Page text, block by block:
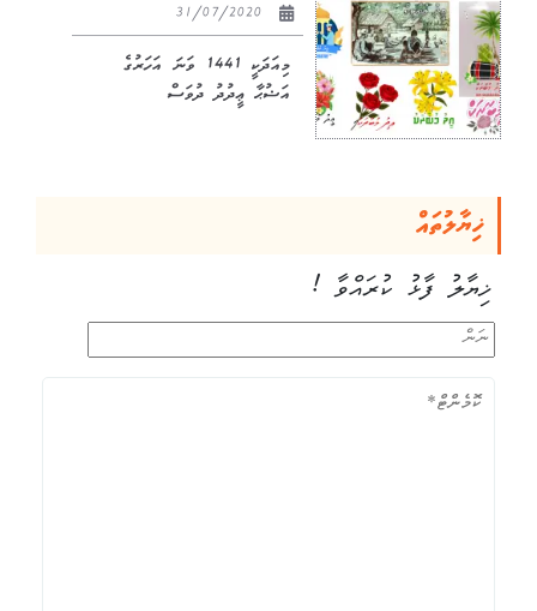
މިއަދަކީ 1441 ވަނަ އަހަރުގެ
އަޟުޙާ ޢީދުދު ދުވަސް
ޚިޔާލުތައް
ޚިޔާލު ފާޅު ކުރައްވާ !